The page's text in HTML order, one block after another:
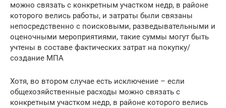
можно связать с конкретным участком недр, в районе
которого велись работы, и затраты были связаны
непосредственно с поисковыми, разведывательными и
оценочными мероприятиями, такие суммы могут быть
учтены в составе фактических затрат на покупку/
создание МПА
Хотя, во втором случае есть исключение – если
общехозяйственные расходы можно связать с
конкретным участком недр, в районе которого велись